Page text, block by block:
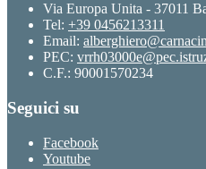
Via Europa Unita - 37011
Tel: +39 0456213311
Email:
PEC:
C.F.: 90001570234
Seguici su
Facebook
Youtube